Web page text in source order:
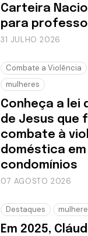
Carteira
para
31 JULHO 2026
Combate a Violência
mulheres
Conheça a lei
de Jesus que
combate à
doméstica em
condomínios
07 AGOSTO 2026
Destaques
Em 2025,